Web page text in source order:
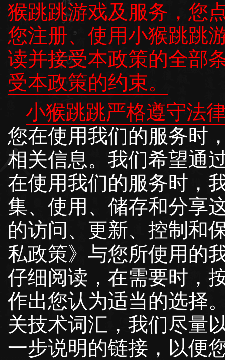
猴跳跳游戏及服务，您
您注册、使用小猴跳跳
读并接受本政策的全部
受本政策的约束。
小猴跳跳严格遵守法
您在使用我们的服务时
相关信息。我们希望通
在使用我们的服务时，
集、使用、储存和分享
的访问、更新、控制和
私政策》与您所使用的
仔细阅读，在需要时，
作出您认为适当的选择
关技术词汇，我们尽量
一步说明的链接，以便